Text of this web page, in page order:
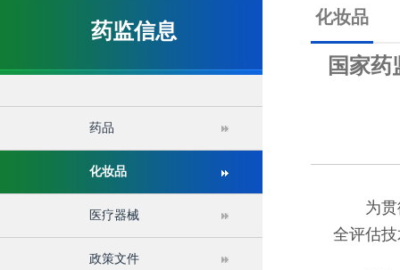
国家药监局药审中心关于发布《预防用mRNA疫苗临床
国家药监局药审中心关于发布《关于开发适宜药品包装
国家药监局 国家卫生健康委 国家中医药局 国家疾控局
关于举办第十六届中国医疗器械监督管理国际会议的通
药监信息
药品
化妆品
医疗器械
政策文件
化妆品
国家药
为贯彻
全评估